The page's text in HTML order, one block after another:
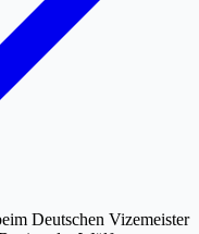
Deutschen Vizemeister